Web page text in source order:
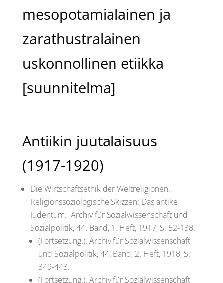
mesopotamialainen ja
zarathustralainen
uskonnollinen etiikka
[suunnitelma]
Antiikin juutalaisuus
(1917-1920)
Die Wirtschaftsethik der Weltreligionen.
Religionssoziologische Skizzen: Das antike
Judentum. Archiv für Sozialwissenschaft und
Sozialpolitik, 44. Band, 1. Heft, 1917, S. 52-138.
(Fortsetzung.). Archiv für Sozialwissenschaft
und Sozialpolitik, 44. Band, 2. Heft, 1918, S.
349-443.
(Fortsetzung.). Archiv für Sozialwissenschaft